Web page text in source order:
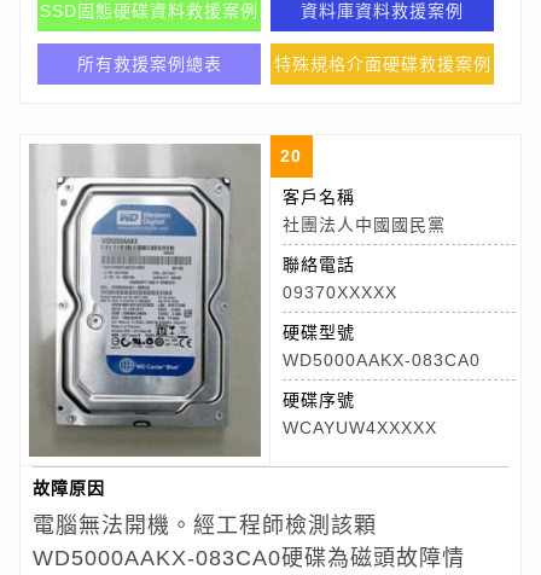
SSD固態硬碟資料救援案例 資料庫資料救援案例
所有救援案例總表 特殊規格介面硬碟救援案例
20
客戶名稱
社團法人中國國民黨
聯絡電話
09370XXXXX
硬碟型號
WD5000AAKX-083CA0
硬碟序號
WCAYUW4XXXXX
故障原因
電腦無法開機。經工程師檢測該顆
WD5000AAKX-083CA0硬碟為磁頭故障情